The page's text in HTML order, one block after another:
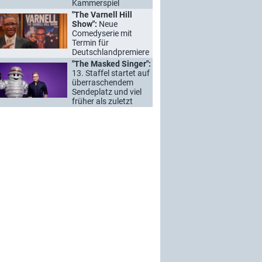
Kammerspiel
"The Varnell Hill
Show": Neue
Comedyserie mit
Termin für
Deutschlandpremiere
"The Masked Singer":
13. Staffel startet auf
überraschendem
Sendeplatz und viel
früher als zuletzt